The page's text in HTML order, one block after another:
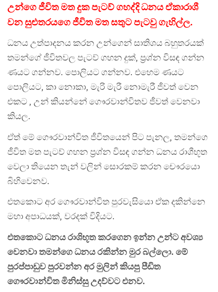
උන්ගෙ ජීවිත මත දුක පැටව් ගහද්දි ධනය ඒකාරාශී
වන සුළුතරයගෙ ජීවිත මත සතුට පැටවු ගැහිල්ල.
ධනය උත්පාදනය කරන උන්ගෙන් සාතිශය බහුතරයක්
තමන්ගේ ජීවිතවල පැටව් ගහන දුක්, ප්‍රශ්න විසඳ ගන්න
ණයට ගන්නව. පොලියට ගන්නව. එහෙම ණයට
පොලියට, කා නොකා, මැරි මැරී නොමැරී ජීවත් වෙන
එකට , උන් කියන්නේ ගෞරවාන්විතව ජීවත් වෙනවා
කියල.
ඒත් මේ ගෞරවාන්විත ජීවිතයෙන් පිට පැනල, තමන්ගෙ
ජීවිත මත පැටව් ගහන ප්‍රශ්න විසඳ ගන්න ධනය රාශීභූත
වෙලා තියෙන තැන් වලින් සොරකම් කරන චෞරයො
බිහිවෙනව.
එතකොට අර ගෞරවාන්විත පුරවැසියො ඒක දකින්නෙ
මහා අපාධයක්, වරදක් විදියට.
එතකොට ධනය රාශිභූත කරගෙන ඉන්න උන්ට අවශ්‍ය
වෙනවා තමන්ගෙ ධනය රකින්න මුර බල්ලො. මේ
පුරප්පාඩුව පුරවන්න අර මුලින් කියපු පීඩිත
ගෞරවාන්විත මිනිස්සු උදව්වට එනව.